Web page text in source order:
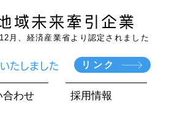
月、経済産業省より認定されました
たしました リンク
合わせ 採用情報